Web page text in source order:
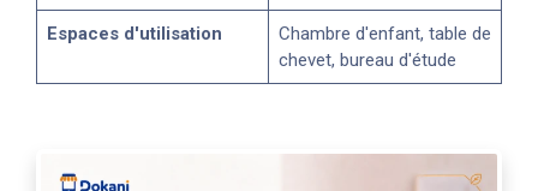
Espaces d'utilisation
Chambre d'enfant, table de
chevet, bureau d'étude